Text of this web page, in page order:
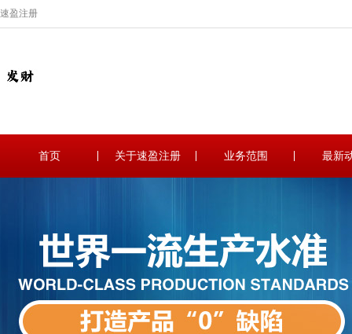
速盈注册
首页 关于速盈注册 业务范围 最新